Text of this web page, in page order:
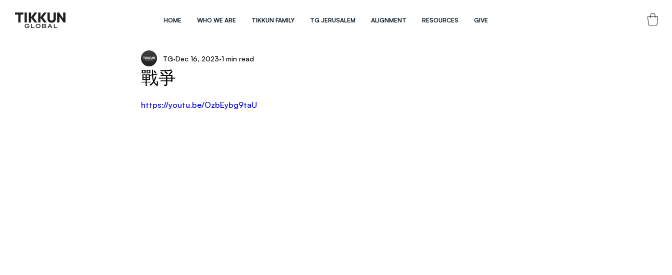
HOME WHO WE ARE TIKKUN FAMILY TG JERUSALEM ALIGNMENT RESOURCES GIVE
戰爭
TG Dec 16, 2023 1 min read
https://youtu.be/OzbEybg9taU